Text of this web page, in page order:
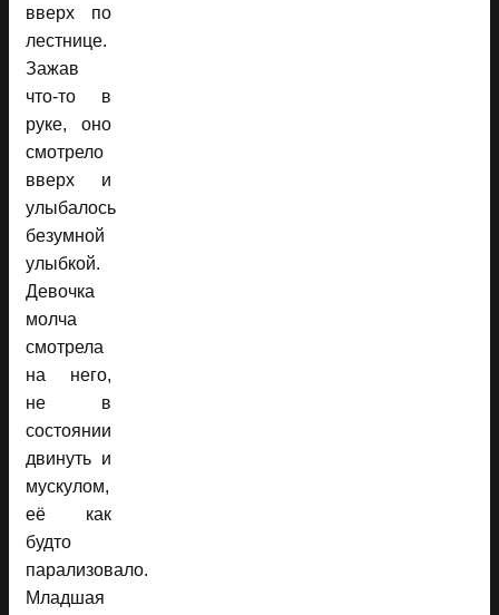
вверх по
лестнице.
Зажав
что-то в
руке, оно
смотрело
вверх и
улыбалось
безумной
улыбкой.
Девочка
молча
смотрела
на него,
не в
состоянии
двинуть и
мускулом,
её как
будто
парализовало.
Младшая